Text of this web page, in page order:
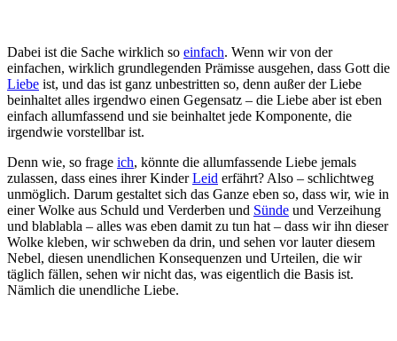
Dabei ist die Sache wirklich so einfach. Wenn wir von der
einfachen, wirklich grundlegenden Prämisse ausgehen, dass Gott die
Liebe ist, und das ist ganz unbestritten so, denn außer der Liebe
beinhaltet alles irgendwo einen Gegensatz – die Liebe aber ist eben
einfach allumfassend und sie beinhaltet jede Komponente, die
irgendwie vorstellbar ist.
Denn wie, so frage ich, könnte die allumfassende Liebe jemals
zulassen, dass eines ihrer KinderLeid erfährt? Also – schlichtweg
unmöglich. Darum gestaltet sich das Ganze eben so, dass wir, wie in
einer Wolke aus Schuld und Verderben und Sünde und Verzeihung
und blablabla – alles was eben damit zu tun hat – dass wir ihn dieser
Wolke kleben, wir schweben da drin, und sehen vor lauter diesem
Nebel, diesen unendlichen Konsequenzen und Urteilen, die wir
täglich fällen, sehen wir nicht das, was eigentlich die Basis ist.
Nämlich die unendliche Liebe.